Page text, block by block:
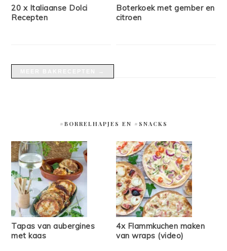
20 x Italiaanse Dolci
Recepten
Boterkoek met gember en
citroen
#BORRELHAPJES EN #SNACKS
Tapas van aubergines
met kaas
4x Flammkuchen maken
van wraps (video)